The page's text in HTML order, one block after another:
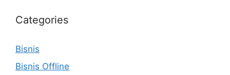
Categories
Bisnis
Bisnis Offline